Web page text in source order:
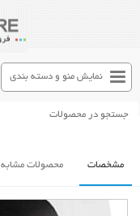
نمایش منو و دسته بندی
مشخصات محصولات مشابه